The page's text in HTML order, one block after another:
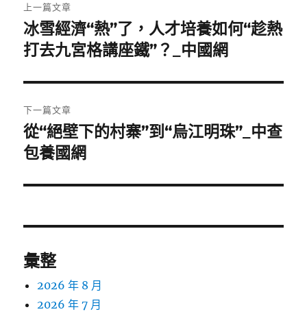
章
導
覽
上一篇文章
上
一
文
章:
冰雪經濟“熱”了，人才培養如何“趁熱
打去九宮格講座鐵”？_中國網
下一篇文章
下
一
文
從“絕壁下的村寨”到“烏江明珠”_中查
包養國網
彙整
2026 年 8 月
2026 年 7 月